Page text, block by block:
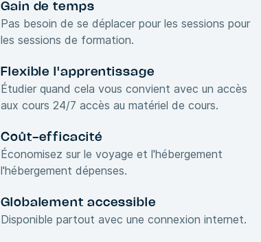
Gain de temps
Pas besoin de se déplacer pour les sessions pour
les sessions de formation.
Flexible l'apprentissage
Étudier quand cela vous convient avec un accès
aux cours 24/7 accès au matériel de cours.
Coût-efficacité
Économisez sur le voyage et l'hébergement
l'hébergement dépenses.
Globalement accessible
Disponible partout avec une connexion internet.